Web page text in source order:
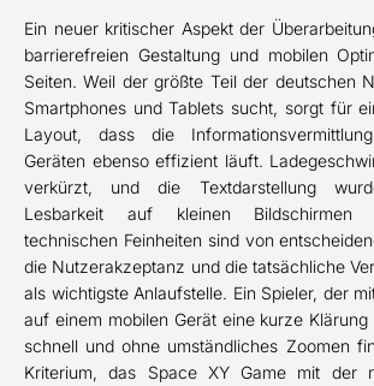
Ein neuer kritischer Aspekt der
barrierefreien Gestaltung und mobilen
Seiten. Weil der größte Teil der deutschen
Smartphones und Tablets sucht, sorgt für
Layout, dass die
Geräten ebenso effizient läuft.
verkürzt, und die Textdarstellung
Lesbarkeit auf kleinen Bildschirmen
technischen Feinheiten sind von
die Nutzerakzeptanz und die tatsächliche
als wichtigste Anlaufstelle. Ein Spieler, der
auf einem mobilen Gerät eine kurze
schnell und ohne umständliches Zoomen
Kriterium, das Space XY Game mit der